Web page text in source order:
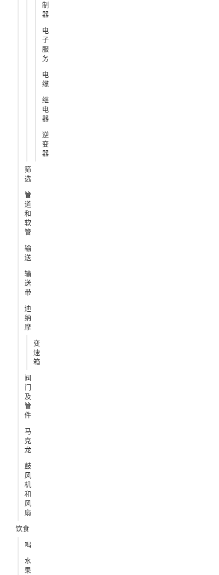
制
器
电
子
服
务
电
缆
继
电
器
逆
变
器
筛
选
管
道
和
软
管
输
送
输
送
带
迪
纳
摩
变
速
箱
阀
门
及
管
件
马
克
龙
鼓
风
机
和
风
扇
饮食
喝
水
果